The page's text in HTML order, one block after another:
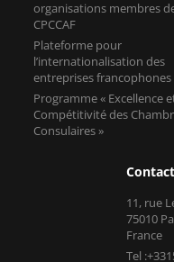
organisations membres
CPCCAF
Plateforme pour
l’internationalisation des
entreprises francophones
Programme « Excellence
Compétitivité des
Consulaires »
Contact
11, rue
75010
France
Tel